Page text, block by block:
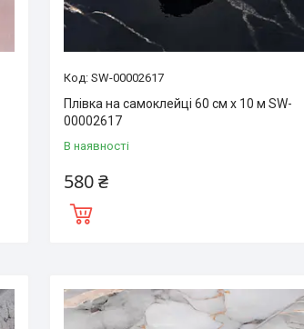
SW-00002617
Плівка на самоклейці 60 см х 10 м SW-
00002617
В наявності
580 ₴